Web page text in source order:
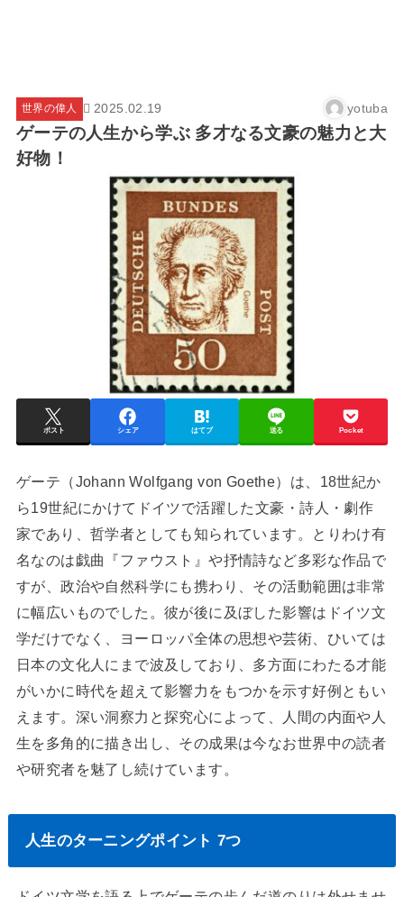
世界の偉人 2025.02.19 yotuba
ゲーテの人生から学ぶ 多才なる文豪の魅力と大
好物！
ポスト シェア はてブ 送る Pocket
ゲーテ（Johann Wolfgang von Goethe）は、18世紀か
ら19世紀にかけてドイツで活躍した文豪・詩人・劇作
家であり、哲学者としても知られています。とりわけ有
名なのは戯曲『ファウスト』や抒情詩など多彩な作品で
すが、政治や自然科学にも携わり、その活動範囲は非常
に幅広いものでした。彼が後に及ぼした影響はドイツ文
学だけでなく、ヨーロッパ全体の思想や芸術、ひいては
日本の文化人にまで波及しており、多方面にわたる才能
がいかに時代を超えて影響力をもつかを示す好例ともい
えます。深い洞察力と探究心によって、人間の内面や人
生を多角的に描き出し、その成果は今なお世界中の読者
や研究者を魅了し続けています。
人生のターニングポイント 7つ